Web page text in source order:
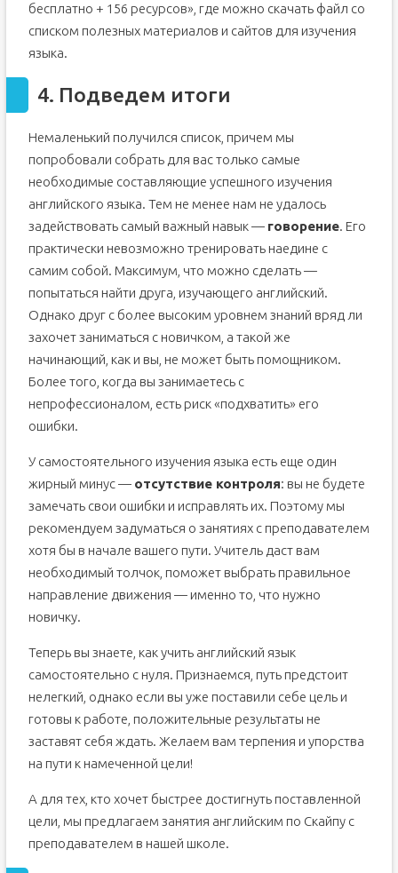
бесплатно + 156 ресурсов», где можно скачать файл со
списком полезных материалов и сайтов для изучения
языка.
4. Подведем итоги
Немаленький получился список, причем мы
попробовали собрать для вас только самые
необходимые составляющие успешного изучения
английского языка. Тем не менее нам не удалось
задействовать самый важный навык — говорение. Его
практически невозможно тренировать наедине с
самим собой. Максимум, что можно сделать —
попытаться найти друга, изучающего английский.
Однако друг с более высоким уровнем знаний вряд ли
захочет заниматься с новичком, а такой же
начинающий, как и вы, не может быть помощником.
Более того, когда вы занимаетесь с
непрофессионалом, есть риск «подхватить» его
ошибки.
У самостоятельного изучения языка есть еще один
жирный минус — отсутствие контроля: вы не будете
замечать свои ошибки и исправлять их. Поэтому мы
рекомендуем задуматься о занятиях с преподавателем
хотя бы в начале вашего пути. Учитель даст вам
необходимый толчок, поможет выбрать правильное
направление движения — именно то, что нужно
новичку.
Теперь вы знаете, как учить английский язык
самостоятельно с нуля. Признаемся, путь предстоит
нелегкий, однако если вы уже поставили себе цель и
готовы к работе, положительные результаты не
заставят себя ждать. Желаем вам терпения и упорства
на пути к намеченной цели!
А для тех, кто хочет быстрее достигнуть поставленной
цели, мы предлагаем занятия английским по Скайпу с
преподавателем в нашей школе.